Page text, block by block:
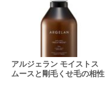
アルジェラン モイストス
ムースと剛毛くせ毛の相性